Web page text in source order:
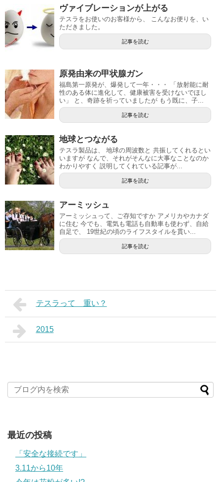
ヴァイブレーションが上がる
テスラをお使いのお客様から、 こんなお便りを、い
ただきました。
記事を読む
原発由来の甲状腺ガン
福島第一原発が、爆発して一年・・・ 「放射能に耐
性のある体に進化して、健康被害を受けないでほし
い」 と、奇跡を祈っていましたが もう既に、子...
記事を読む
地球とつながる
テスラ製品は、 地球の周波数と 共振してくれるとい
いますが なんで、それがそんなに大事なことなのか
わかりやすく 説明してくれている記事が...
記事を読む
アーミッシュ
アーミッシュって、ご存知ですか アメリカやカナダ
に住む 今でも、電気も電話も自動車も使わず、自給
自足で、 19世紀の頃のライフスタイルを貫い...
記事を読む
テスラって 重い？
2015
最近の投稿
「安全な接続です」
3.11から10年